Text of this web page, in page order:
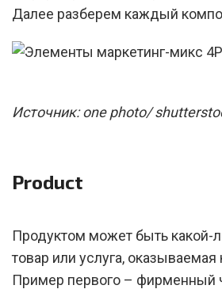
Далее разберем каждый
Источник: one photo/
Product
Продуктом может быть какой-
товар или услуга,
Пример первого – фирменный